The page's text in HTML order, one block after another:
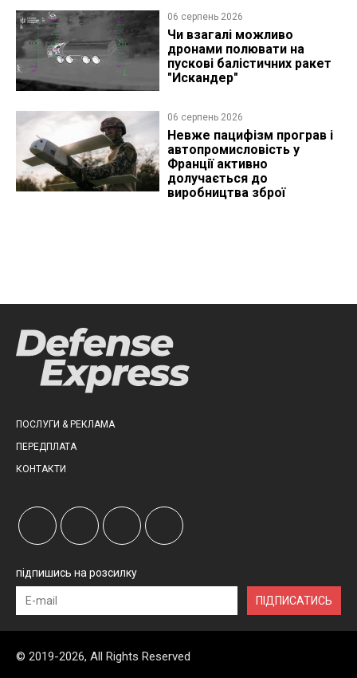
06 серпень 2026
Чи взагалі можливо
дронами полювати на
пускові балістичних ракет
"Искандер"
06 серпень 2026
Невже пацифізм програв і
автопромисловість у
Франції активно
долучається до
виробництва зброї
ПОСЛУГИ & РЕКЛАМА
ПЕРЕДПЛАТА
КОНТАКТИ
підпишись на розсилку
ПІДПИСАТИСЬ
© 2019-2026, All Rights Reserved